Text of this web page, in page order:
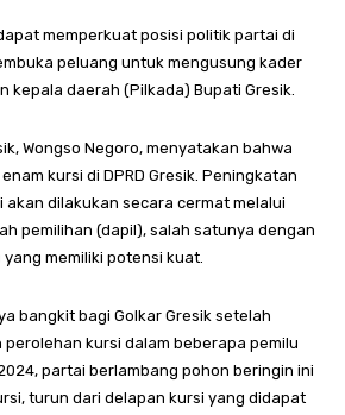
memperkuat posisi politik partai di
peluang untuk mengusung kader
kepala daerah (Pilkada) Bupati Gresik.
Wongso Negoro, menyatakan bahwa
kursi di DPRD Gresik. Peningkatan
akan dilakukan secara cermat melalui
pemilihan (dapil), salah satunya dengan
memiliki potensi kuat.
bangkit bagi Golkar Gresik setelah
kursi dalam beberapa pemilu
partai berlambang pohon beringin ini
turun dari delapan kursi yang didapat